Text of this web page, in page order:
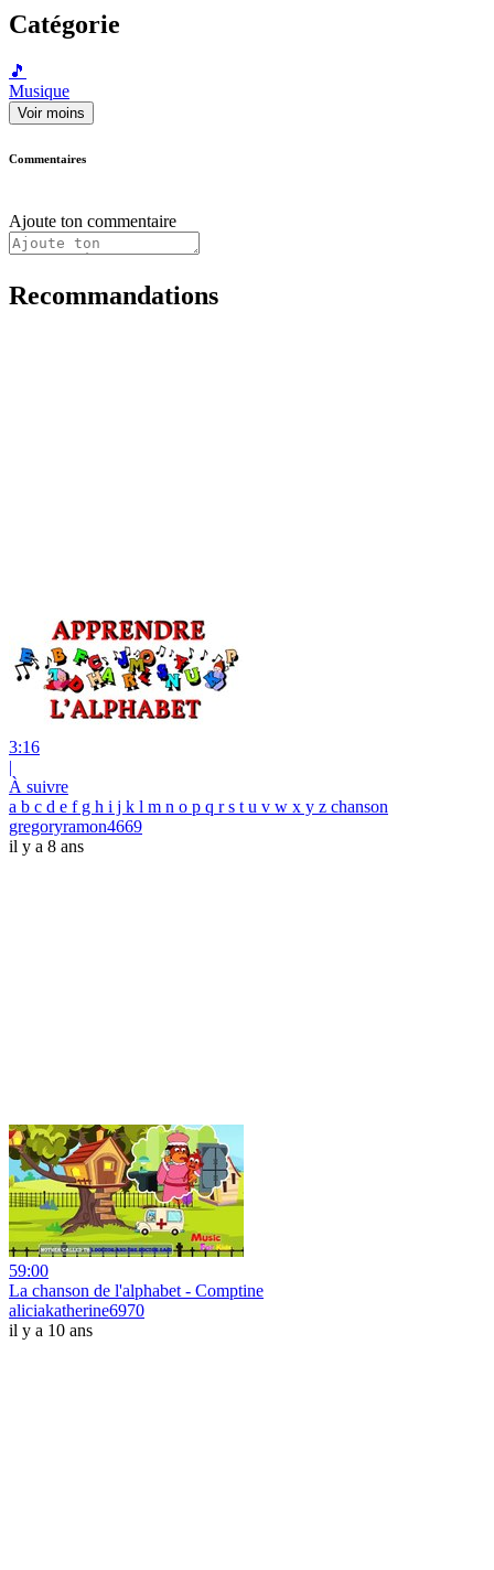
Catégorie
🎵
Musique
Voir moins
Commentaires
Ajoute ton commentaire
Recommandations
3:16
|
À suivre
a b c d e f g h i j k l m n o p q r s t u v w x y z chanson
gregoryramon4669
il y a 8 ans
59:00
La chanson de l'alphabet - Comptine
aliciakatherine6970
il y a 10 ans